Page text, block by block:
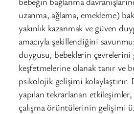
uzanma, ağlama, emekleme)
yakınlık kazanmak ve güven
amacıyla şekillendiğini
duygusu, bebeklerin
keşfetmelerine olanak tanır ve
psikolojik gelişimi kolaylaştırır.
yapılan tekrarlanan
çalışma örüntülerinin gelişimi